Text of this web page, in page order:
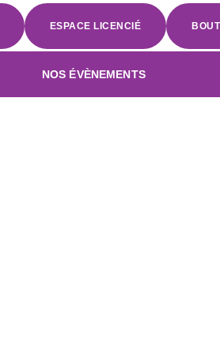
ESPACE LICENCIÉ
NOS ÉVÈNEMENTS